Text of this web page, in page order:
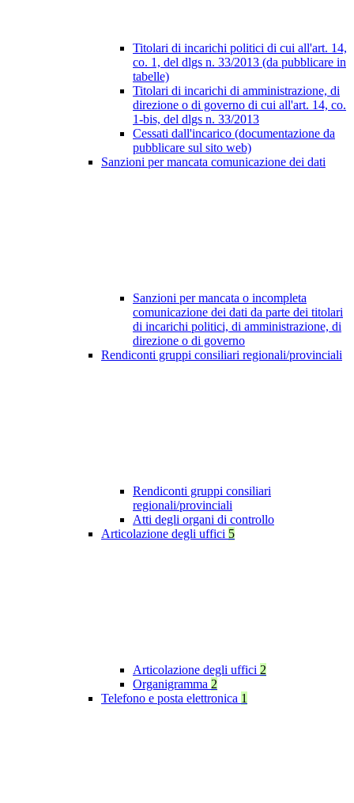
Titolari di incarichi politici di cui all'art. 14,
co. 1, del dlgs n. 33/2013 (da pubblicare in
tabelle)
Titolari di incarichi di amministrazione, di
direzione o di governo di cui all'art. 14, co.
1-bis, del dlgs n. 33/2013
Cessati dall'incarico (documentazione da
pubblicare sul sito web)
Sanzioni per mancata comunicazione dei dati
Sanzioni per mancata o incompleta
comunicazione dei dati da parte dei titolari
di incarichi politici, di amministrazione, di
direzione o di governo
Rendiconti gruppi consiliari regionali/provinciali
Rendiconti gruppi consiliari
regionali/provinciali
Atti degli organi di controllo
Articolazione degli uffici 5
Articolazione degli uffici 2
Organigramma 2
Telefono e posta elettronica 1